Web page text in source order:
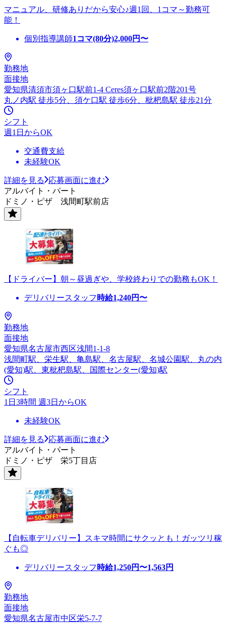
マニュアル、研修ありだから安心♪週1回、1コマ～勤務可
能！
個別指導講師1コマ(80分)2,000円〜
勤務地
面接地
愛知県清須市須ヶ口駅前1-4 Ceres須ヶ口駅前2階201号
丸ノ内駅 徒歩5分、須ケ口駅 徒歩6分、枇杷島駅 徒歩21分
シフト
週1日からOK
交通費支給
未経験OK
詳細を見る
応募画面に進む
アルバイト・パート
ドミノ・ピザ 浅間町駅前店
【ドライバー】朝～昼過ぎや、学校終わりでの勤務もOK！
デリバリースタッフ 時給1,240円〜
勤務地
面接地
愛知県名古屋市西区浅間1-1-8
浅間町駅、栄生駅、亀島駅、名古屋駅、名城公園駅、丸の内
(愛知)駅、東枇杷島駅、国際センター(愛知)駅
シフト
1日3時間 週3日からOK
未経験OK
詳細を見る
応募画面に進む
アルバイト・パート
ドミノ・ピザ 栄5丁目店
【自転車デリバリー】スキマ時間にサクッとも！ガッツリ稼
ぐも◎
デリバリースタッフ 時給1,250円〜1,563円
勤務地
面接地
愛知県名古屋市中区栄5-7-7